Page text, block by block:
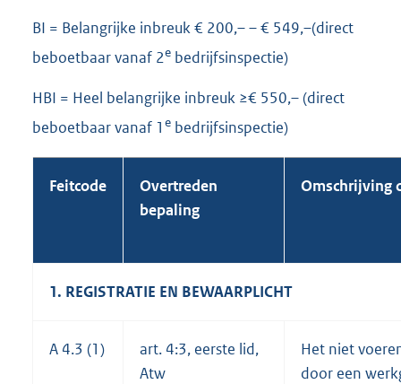
BI = Belangrijke inbreuk € 200,– – € 549,–(direct
beboetbaar vanaf 2e bedrijfsinspectie)
HBI = Heel belangrijke inbreuk ≥€ 550,– (direct
beboetbaar vanaf 1 e bedrijfsinspectie)
Feitcode
Overtreden
bepaling
Omschrijving
1. REGISTRATIE EN BEWAARPLICHT
A 4.3 (1)
art. 4:3, eerste lid,
Atw
Het niet
door een